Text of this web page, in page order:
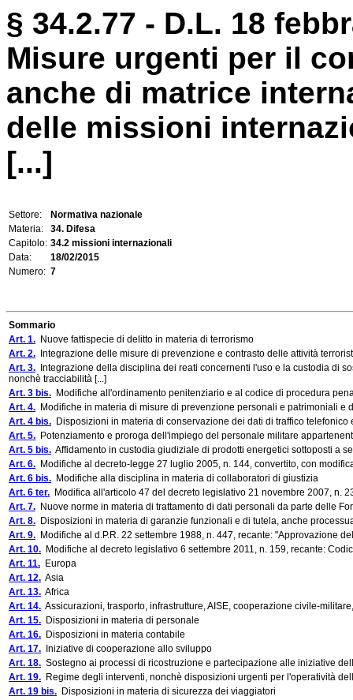
§ 34.2.77 - D.L. 18
Misure urgenti per il
anche di matrice
delle missioni
[...]
Settore:
Normativa nazionale
Materia:
34. Difesa
Capitolo: 34.2 missioni internazionali
Data:
18/02/2015
Numero: 7
Sommario
Art. 1. Nuove fattispecie di delitto in materia di terrorismo
Art. 2. Integrazione delle misure di prevenzione e contrasto delle attività
Art. 3. Integrazione della disciplina dei reati concernenti l'uso e la custodia di
nonchè tracciabilità [...]
Art. 3 bis. Modifiche all'ordinamento penitenziario e al codice di procedura
Art. 4. Modifiche in materia di misure di prevenzione personali e patrimoniali
Art. 4 bis. Disposizioni in materia di conservazione dei dati di traffico telefonico
Art. 5. Potenziamento e proroga dell'impiego del personale militare
Art. 5 bis. Affidamento in custodia giudiziale di prodotti energetici sottoposti a
Art. 6. Modifiche al decreto-legge 27 luglio 2005, n. 144, convertito, con
Art. 6 bis. Modifiche alla disciplina in materia di collaboratori di giustizia
Art. 6 ter. Modifica all'articolo 47 del decreto legislativo 21 novembre 2007, n.
Art. 7. Nuove norme in materia di trattamento di dati personali da parte delle
Art. 8. Disposizioni in materia di garanzie funzionali e di tutela, anche
Art. 9. Modifiche al d.P.R. 22 settembre 1988, n. 447, recante: "Approvazione
Art. 10. Modifiche al decreto legislativo 6 settembre 2011, n. 159, recante:
Art. 11. Europa
Art. 12. Asia
Art. 13. Africa
Art. 14. Assicurazioni, trasporto, infrastrutture, AISE, cooperazione civile-
Art. 15. Disposizioni in materia di personale
Art. 16. Disposizioni in materia contabile
Art. 17. Iniziative di cooperazione allo sviluppo
Art. 18. Sostegno ai processi di ricostruzione e partecipazione alle iniziative
Art. 19. Regime degli interventi, nonchè disposizioni urgenti per l'operatività
Art. 19 bis. Disposizioni in materia di sicurezza dei viaggiatori